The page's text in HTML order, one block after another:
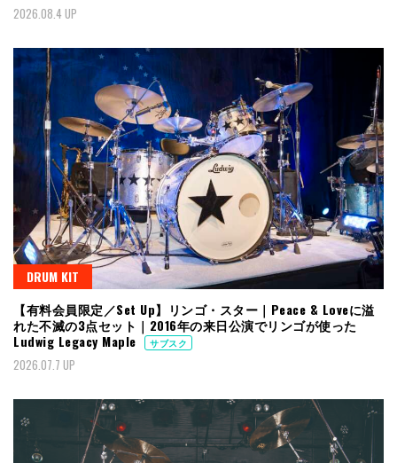
2026.08.4 UP
DRUM KIT
【有料会員限定／Set Up】リンゴ・スター｜Peace & Loveに溢
れた不滅の3点セット｜2016年の来日公演でリンゴが使った
Ludwig Legacy Maple
サブスク
2026.07.7 UP